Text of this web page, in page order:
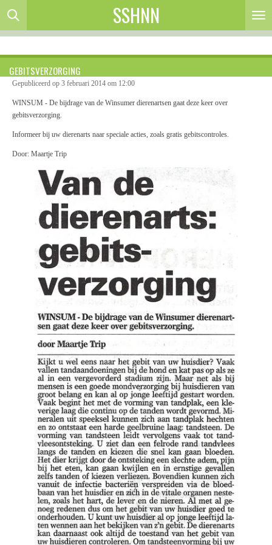
Ga
direct
naar
hoofdinhoud
SSHNN
GEBITSVERZORGING
Gepubliceerd op 3 februari 2014 om 12:00
WINSUM - De bijdrage van de Winsumer dierenartsen gaat deze keer over
gebitsverzorging.
Informeer bij uw dierenarts naar speciale acties, zoals gratis gebitscontroles.
Door: Maartje Trip